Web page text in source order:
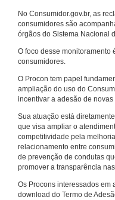
No Consumidor.gov.br, as
consumidores são
órgãos do Sistema Nacional
O foco desse monitoramento
consumidores.
O Procon tem papel
ampliação do uso do
incentivar a adesão de
Sua atuação está
que visa ampliar o
competitividade pela
relacionamento entre
de prevenção de condutas
promover a transparência
Os Procons interessados em
download do Termo de